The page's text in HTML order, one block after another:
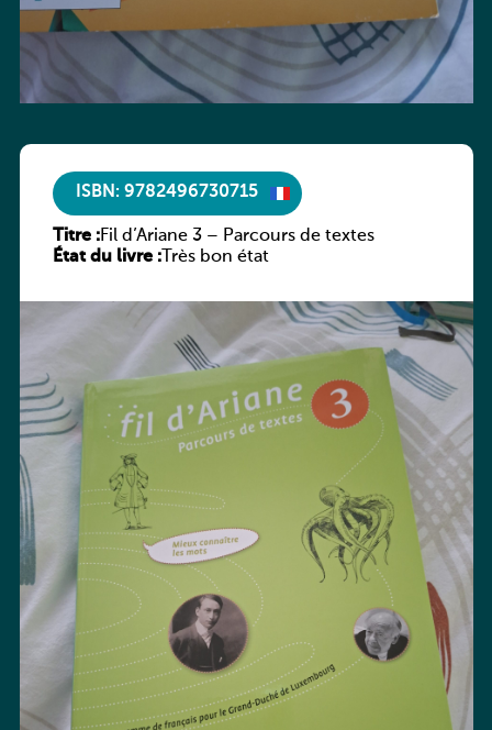
ISBN: 9782496730715
Titre :Fil d’Ariane 3 – Parcours de textes
État du livre :Très bon état